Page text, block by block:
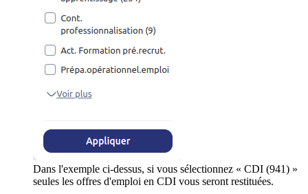
Dans l'exemple ci-dessus, si vous sélectionnez « CDI (941) »
seules les offres d'emploi en CDI vous seront restituées.